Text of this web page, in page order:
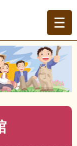
施設・遊び場